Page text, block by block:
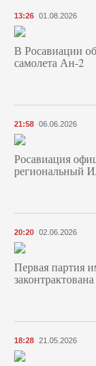
13:26 01.08.2026
В Росавиации
самолета Ан-2
21:58 06.06.2026
Росавиация
региональный
20:20 02.06.2026
Первая партия
18:28 21.05.2026